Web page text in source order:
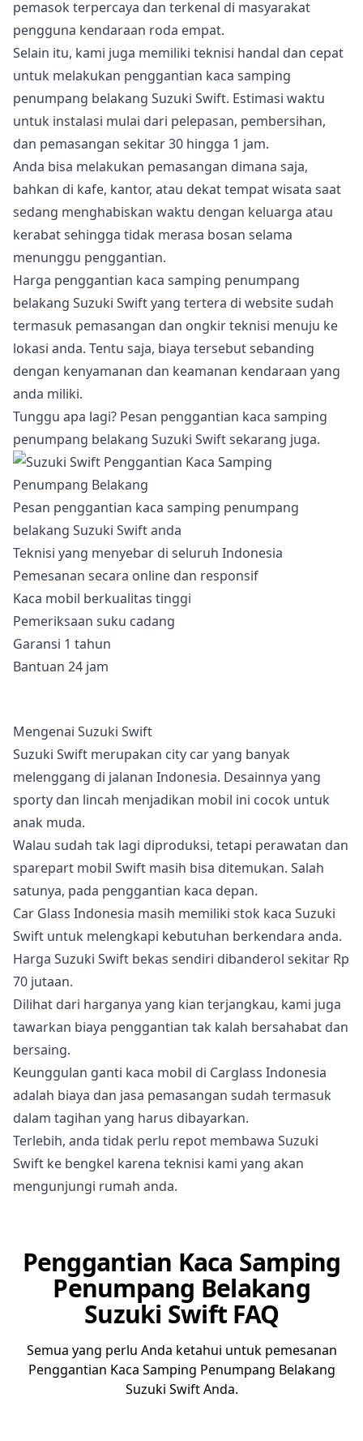
pemasok terpercaya dan terkenal di masyarakat
pengguna kendaraan roda empat.
Selain itu, kami juga memiliki teknisi handal dan cepat
untuk melakukan penggantian kaca samping
penumpang belakang Suzuki Swift. Estimasi waktu
untuk instalasi mulai dari pelepasan, pembersihan,
dan pemasangan sekitar 30 hingga 1 jam.
Anda bisa melakukan pemasangan dimana saja,
bahkan di kafe, kantor, atau dekat tempat wisata saat
sedang menghabiskan waktu dengan keluarga atau
kerabat sehingga tidak merasa bosan selama
menunggu penggantian.
Harga penggantian kaca samping penumpang
belakang Suzuki Swift yang tertera di website sudah
termasuk pemasangan dan ongkir teknisi menuju ke
lokasi anda. Tentu saja, biaya tersebut sebanding
dengan kenyamanan dan keamanan kendaraan yang
anda miliki.
Tunggu apa lagi? Pesan penggantian kaca samping
penumpang belakang Suzuki Swift sekarang juga.
Pesan penggantian kaca samping penumpang
belakang Suzuki Swift anda
Teknisi yang menyebar di seluruh Indonesia
Pemesanan secara online dan responsif
Kaca mobil berkualitas tinggi
Pemeriksaan suku cadang
Garansi 1 tahun
Bantuan 24 jam
Mengenai Suzuki Swift
Suzuki Swift merupakan city car yang banyak
melenggang di jalanan Indonesia. Desainnya yang
sporty dan lincah menjadikan mobil ini cocok untuk
anak muda.
Walau sudah tak lagi diproduksi, tetapi perawatan dan
sparepart mobil Swift masih bisa ditemukan. Salah
satunya, pada penggantian kaca depan.
Car Glass Indonesia masih memiliki stok kaca Suzuki
Swift untuk melengkapi kebutuhan berkendara anda.
Harga Suzuki Swift bekas sendiri dibanderol sekitar Rp
70 jutaan.
Dilihat dari harganya yang kian terjangkau, kami juga
tawarkan biaya penggantian tak kalah bersahabat dan
bersaing.
Keunggulan ganti kaca mobil di Carglass Indonesia
adalah biaya dan jasa pemasangan sudah termasuk
dalam tagihan yang harus dibayarkan.
Terlebih, anda tidak perlu repot membawa Suzuki
Swift ke bengkel karena teknisi kami yang akan
mengunjungi rumah anda.
Penggantian Kaca Samping
Penumpang Belakang
Suzuki Swift FAQ
Semua yang perlu Anda ketahui untuk pemesanan
Penggantian Kaca Samping Penumpang Belakang
Suzuki Swift Anda.